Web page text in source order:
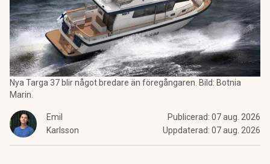
Nya Targa 37 blir något bredare än föregångaren. Bild: Botnia
Marin.
Emil
Karlsson
Publicerad: 07 aug. 2026
Uppdaterad: 07 aug. 2026